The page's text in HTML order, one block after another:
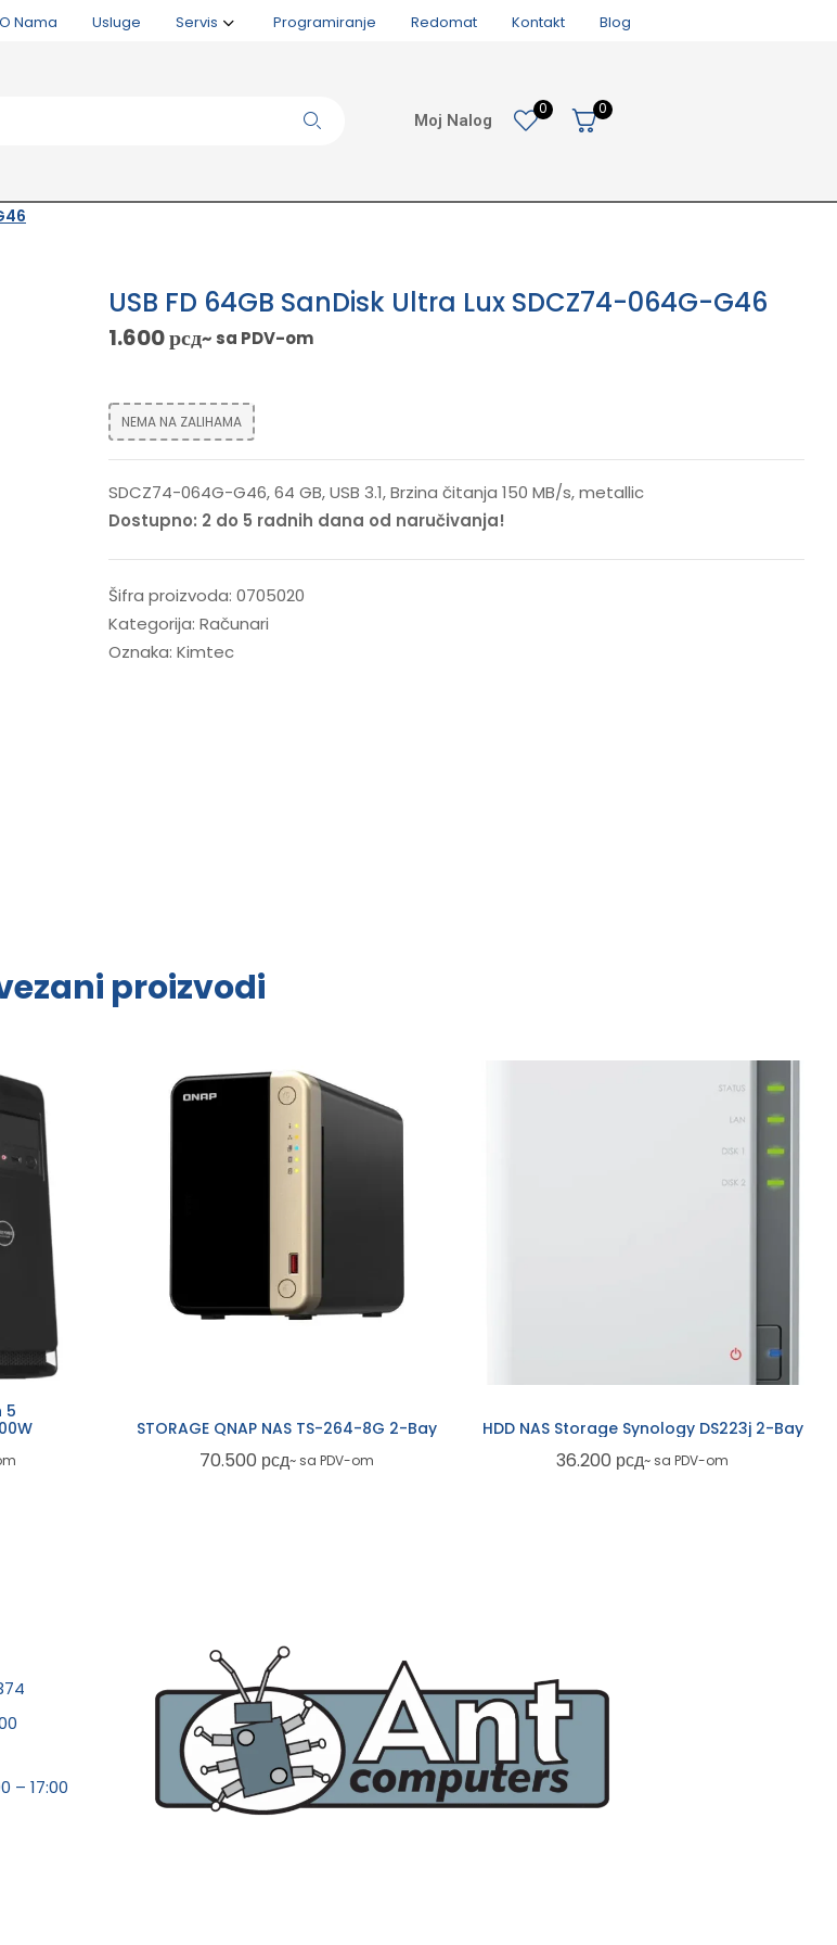
O Nama Usluge Servis Programiranje Redomat Kontakt Blog
Moj Nalog
0 0
USB FD 64GB SanDisk Ultra Lux SDCZ74-064G-G46
1.600рсд~ sa PDV-om
NEMA NA ZALIHAMA
SDCZ74-064G-G46, 64 GB, USB 3.1, Brzina čitanja 150 MB/s, metallic
Dostupno: 2 do 5 radnih dana od naručivanja!
Šifra proizvoda: 0705020
Kategorija: Računari
Oznaka: Kimtec
proizvodi
5
STORAGE QNAP NAS TS-264-8G 2-Bay
70.500 рсд~ sa PDV-om
HDD NAS Storage Synology DS223j 2-Bay
36.200 рсд~ sa PDV-om
– 17:00